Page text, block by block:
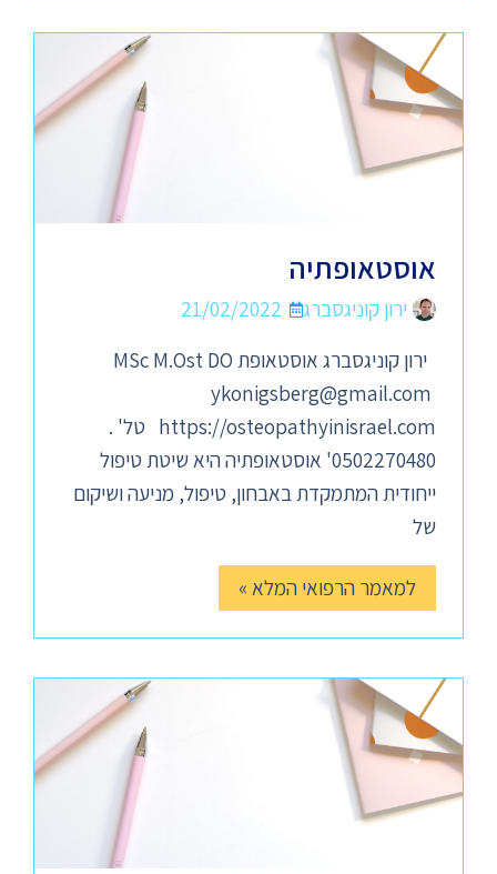
אוסטאופתיה
ירון קוניגסברג
21/02/2022
ירון קוניגסברג אוסטאופת MSc M.Ost DO
ykonigsberg@gmail.com
https://osteopathyinisrael.com טל' .
0502270480' אוסטאופתיה היא שיטת טיפול
ייחודית המתמקדת באבחון, טיפול, מניעה ושיקום
של
למאמר הרפואי המלא »